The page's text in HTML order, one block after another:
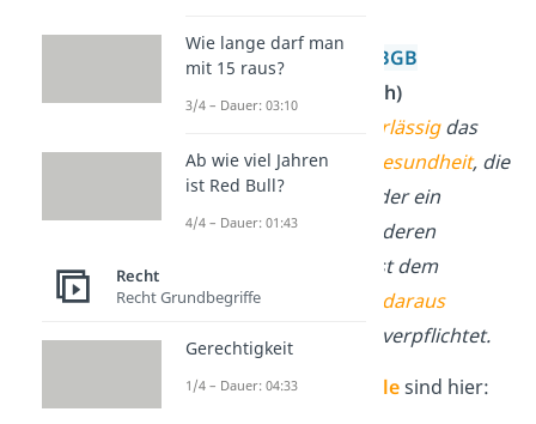
Beispiel:§ 823 Absatz 1 BGB
(Bürgerliches Gesetzbuch)
fahrlässigdas
Leben, denKörper, die Gesundheit, die
Freiheit, dasEigentum
oder ein
sonstiges Recht
eines anderen
, ist dem
anderen zum
daraus
entstehenden Schadens
verpflichtet.
DieTatbestandsmerkmalesind hier:
Wie lange darf man
mit 15 raus?
3/4 – Dauer: 03:10
Ab wie viel Jahren
ist Red Bull?
4/4 – Dauer: 01:43
Recht
Recht Grundbegriffe
Gerechtigkeit
1/4 – Dauer: 04:33